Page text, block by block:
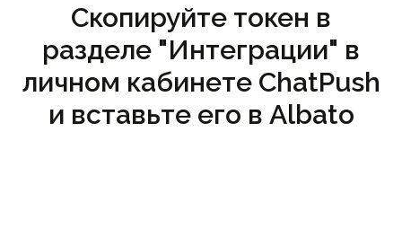
Скопируйте токен в
разделе "Интеграции" в
личном кабинете ChatPush
и вставьте его в Albato